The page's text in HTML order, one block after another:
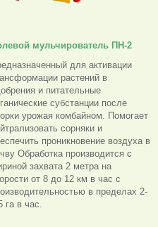
мульчирователь ПН-2
для активации
растений в
и питательные
субстанции после
урожая комбайном. Помогает
сорняки и
проникновение воздуха в
Обработка производится с
захвата 2 метра на
от 8 до 12 км в час с
в пределах 2-
га в час.